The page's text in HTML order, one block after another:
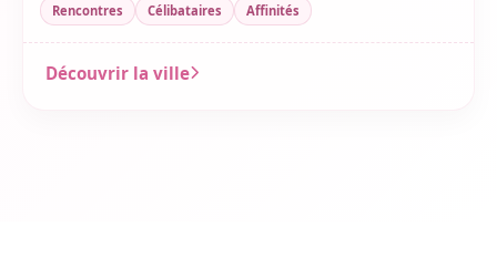
Rencontres Célibataires Affinités
Découvrir la ville